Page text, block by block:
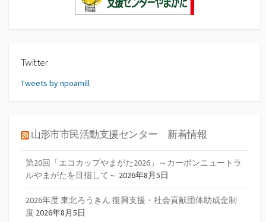
Twitter
Tweets by npoamill
山形市市民活動支援センター 新着情報
第20回「エコカップやまがた2026」～カーボンニュートラ
ルやまがたを目指して～ 2026年8月5日
2026年度 東北ろうきん 復興支援・社会貢献団体助成金制
度 2026年8月5日